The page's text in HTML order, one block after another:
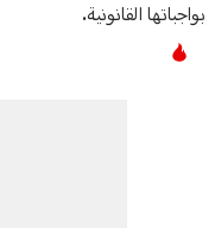
بواجباتها القانونية.